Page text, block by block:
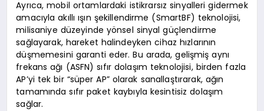
Ayrıca, mobil ortamlardaki istikrarsız sinyalleri gidermek
amacıyla akıllı ışın şekillendirme (SmartBF) teknolojisi,
milisaniye düzeyinde yönsel sinyal güçlendirme
sağlayarak, hareket halindeyken cihaz hızlarının
düşmemesini garanti eder. Bu arada, gelişmiş aynı
frekans ağı (ASFN) sıfır dolaşım teknolojisi, birden fazla
AP’yi tek bir “süper AP” olarak sanallaştırarak, ağın
tamamında sıfır paket kaybıyla kesintisiz dolaşım
sağlar.